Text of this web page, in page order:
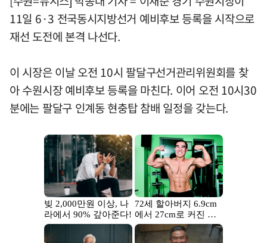
11일 6·3 전국동시지방선거 예비후보 등록을 시작으로
재선 도전에 본격 나선다.
이 시장은 이날 오전 10시 팔달구선거관리위원회를 찾
아 수원시장 예비후보 등록을 마친다. 이어 오전 10시30
분에는 팔달구 인계동 현충탑 참배 일정을 갖는다.